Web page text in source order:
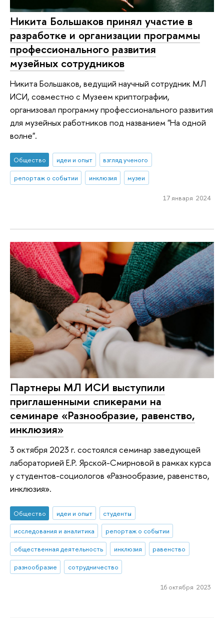
Никита Большаков принял участие в
разработке и организации программы
профессионального развития
музейных сотрудников
Никита Большаков, ведущий научный сотрудник МЛ
ИСИ, совместно с Музеем криптографии,
организовал программу профессионального развития
для музейных работников под названием "На одной
волне".
Общество идеи и опыт
взгляд ученого
репортаж о событии
инклюзия музеи
17 января 2024
Партнеры МЛ ИСИ выступили
приглашенными спикерами на
семинаре «Разнообразие, равенство,
инклюзия»
3 октября 2023 г. состоялся семинар заведующей
лабораторией Е.Р. Ярской-Смирновой в рамках курса
у студентов-социологов «Разнообразие, равенство,
инклюзия».
Общество идеи и опыт
студенты
исследования и аналитика
репортаж о событии
общественная деятельность
инклюзия
равенство
разнообразие
сотрудничество
16 октября 2023